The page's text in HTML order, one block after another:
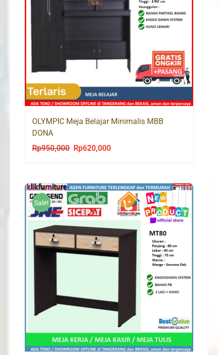
OLYMPIC Meja Belajar Minimalis MBB
DONA
Rp950,000
Original
Rp950,000.
Rp620,000Current
Rp620,000.
Sale!